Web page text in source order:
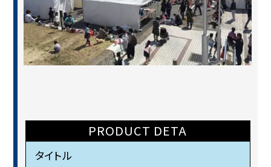
PRODUCT DETA
タイトル